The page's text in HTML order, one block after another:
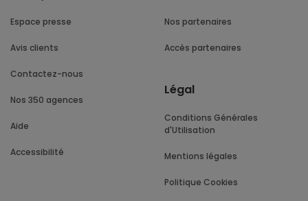
Espace presse
Avis clients
Contactez-nous
Nos 350 agences
Aide
Accessibilité
Nos partenaires
Accès partenaires
Légal
Conditions Générales
d'Utilisation
Mentions légales
Politique Cookies